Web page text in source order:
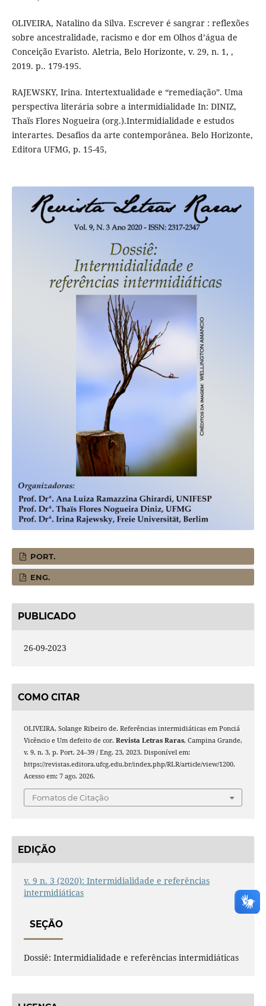
OLIVEIRA, Natalino da Silva. Escrever é sangrar : reflexões
sobre ancestralidade, racismo e dor em Olhos d’água de
Conceição Evaristo. Aletria, Belo Horizonte, v. 29, n. 1, ,
2019. p.. 179-195.
RAJEWSKY, Irina. Intertextualidade e “remediação”. Uma
perspectiva literária sobre a intermidialidade In: DINIZ,
Thaïs Flores Nogueira (org.).Intermidialidade e estudos
interartes. Desafios da arte contemporânea. Belo Horizonte,
Editora UFMG, p. 15-45,
PORT.
ENG.
PUBLICADO
26-09-2023
COMO CITAR
OLIVEIRA, Solange Ribeiro de. Referências intermidiáticas em Ponciá
Vicêncio e Um defeito de cor. Revista Letras Raras, Campina Grande,
v. 9, n. 3, p. Port. 24–39 / Eng. 23, 2023. Disponível em:
https://revistas.editora.ufcg.edu.br/index.php/RLR/article/view/1200.
Acesso em: 7 ago. 2026.
Fomatos de Citação
EDIÇÃO
v. 9 n. 3 (2020): Intermidialidade e referências
intermidiáticas
SEÇÃO
Dossiê: Intermidialidade e referências intermidiáticas